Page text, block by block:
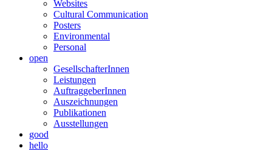
Websites
Cultural Communication
Posters
Environmental
Personal
open
GesellschafterInnen
Leistungen
AuftraggeberInnen
Auszeichnungen
Publikationen
Ausstellungen
good
hello